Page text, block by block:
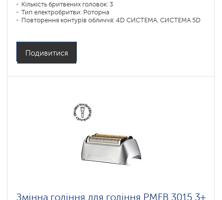
Кількість бритвених головок: 3
Тип електробритви: Роторна
Повторення контурів обличчя: 4D СИСТЕМА, СИСТЕМА 5D
Подивитися
Змінна гоління для гоління PMFB 3015 3+